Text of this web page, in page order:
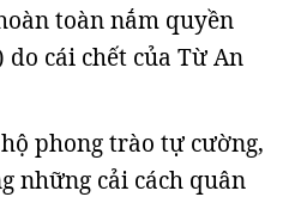
toàn nắm quyền
do cái chết của Từ An
phong trào tự cường,
những cải cách quân